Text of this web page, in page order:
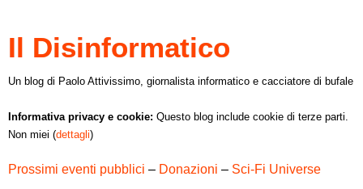
Il Disinformatico
Un blog di Paolo Attivissimo, giornalista informatico e cacciatore di bufale
Informativa privacy e cookie: Questo blog include cookie di terze parti.
Non miei (dettagli)
Prossimi eventi pubblici – Donazioni – Sci-Fi Universe